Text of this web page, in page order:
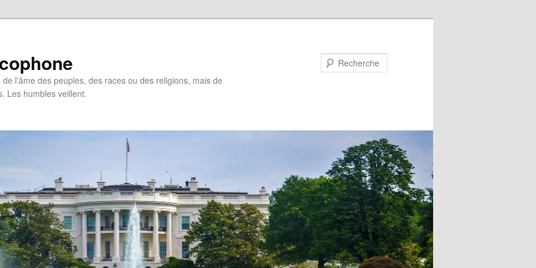
l'âme des peuples, des races ou des religions, mais de
Les humbles veillent.